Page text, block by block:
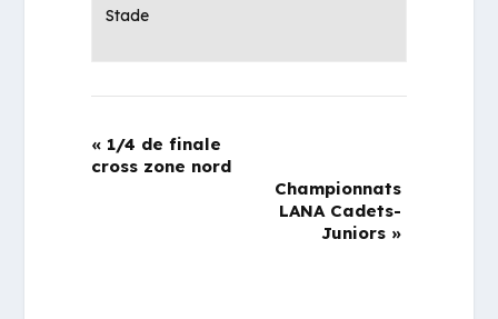
Stade
« 1/4 de finale
cross zone nord
Championnats
LANA Cadets-
Juniors »